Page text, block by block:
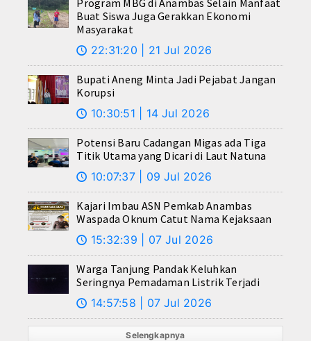
Buat Siswa Juga Gerakkan Ekonomi
Masyarakat
🕔 22:31:20 | 21 Jul 2026
Bupati Aneng Minta Jadi Pejabat Jangan
Korupsi
🕔 10:30:51 | 14 Jul 2026
Potensi Baru Cadangan Migas ada Tiga
Titik Utama yang Dicari di Laut Natuna
🕔 10:07:37 | 09 Jul 2026
Kajari Imbau ASN Pemkab Anambas
Waspada Oknum Catut Nama Kejaksaan
🕔 15:32:39 | 07 Jul 2026
Warga Tanjung Pandak Keluhkan
Seringnya Pemadaman Listrik Terjadi
🕔 14:57:58 | 07 Jul 2026
Selengkapnya